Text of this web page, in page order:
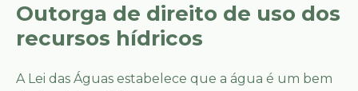
Outorga de direito de uso dos
recursos hídricos
A Lei das Águas estabelece que a água é um bem